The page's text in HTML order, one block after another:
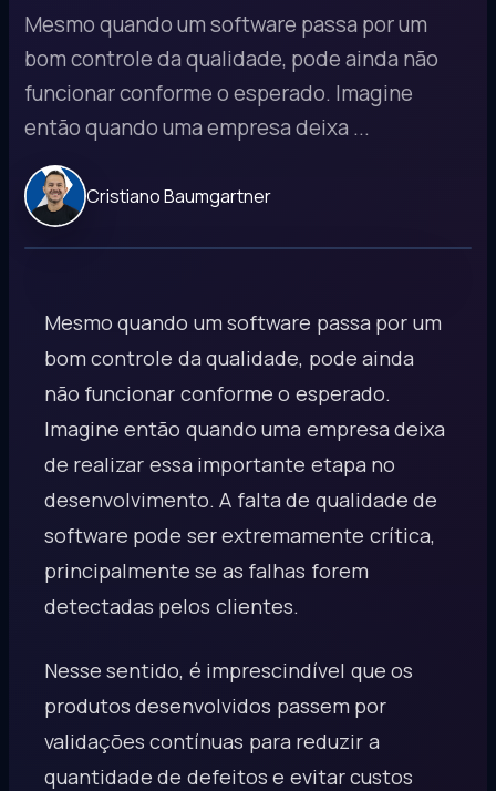
Mesmo quando um software passa por um
bom controle da qualidade, pode ainda não
funcionar conforme o esperado. Imagine
então quando uma empresa deixa ...
Cristiano Baumgartner
Mesmo quando um software passa por um
bom controle da qualidade, pode ainda
não funcionar conforme o esperado.
Imagine então quando uma empresa deixa
de realizar essa importante etapa no
desenvolvimento. A falta de qualidade de
software pode ser extremamente crítica,
principalmente se as falhas forem
detectadas pelos clientes.
Nesse sentido, é imprescindível que os
produtos desenvolvidos passem por
validações contínuas para reduzir a
quantidade de defeitos e evitar custos